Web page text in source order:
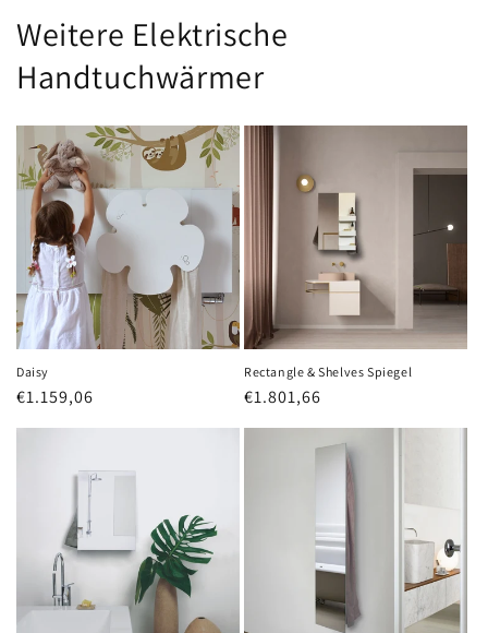
Weitere Elektrische
Handtuchwärmer
Daisy
Normaler
€1.159,06
Rectangle & Shelves Spiegel
Normaler
€1.801,66